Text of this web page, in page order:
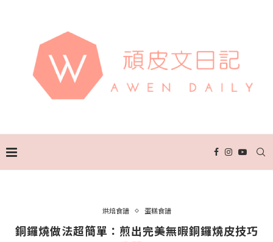
烘焙食譜 蛋糕食譜
銅鑼燒做法超簡單：煎出完美無暇銅鑼燒皮技巧